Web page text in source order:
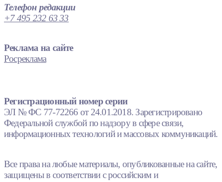
Телефон редакции
+7 495 232 63 33
Реклама на сайте
Росреклама
Регистрационный номер серии
ЭЛ № ФС 77-72266 от 24.01.2018. Зарегистрировано
Федеральной службой по надзору в сфере связи,
информационных технологий и массовых коммуникаций.
Все права на любые материалы, опубликованные на сайте,
защищены в соответствии с российским и